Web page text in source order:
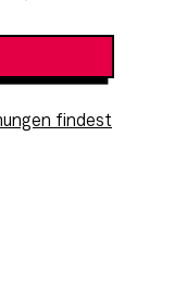
findest